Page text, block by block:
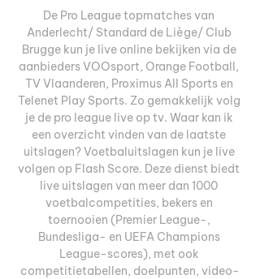
De Pro League topmatches van
Anderlecht/ Standard de Liège/ Club
Brugge kun je live online bekijken via de
aanbieders VOOsport, Orange Football,
TV Vlaanderen, Proximus All Sports en
Telenet Play Sports. Zo gemakkelijk volg
je de pro league live op tv. Waar kan ik
een overzicht vinden van de laatste
uitslagen? Voetbaluitslagen kun je live
volgen op Flash Score. Deze dienst biedt
live uitslagen van meer dan 1000
voetbalcompetities, bekers en
toernooien (Premier League-,
Bundesliga- en UEFA Champions
League-scores), met ook
competitietabellen, doelpunten, video-